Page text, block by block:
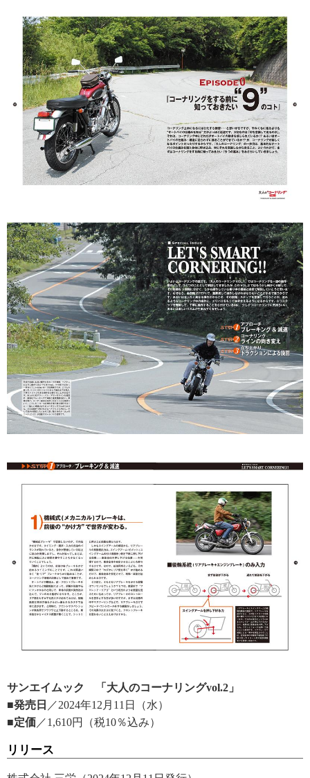
サンエイムック 「大人のコーナリングvol.2」
■発売日 ／2024年12月11日（水）
■定価 ／1,610円（税10％込み）
リリース